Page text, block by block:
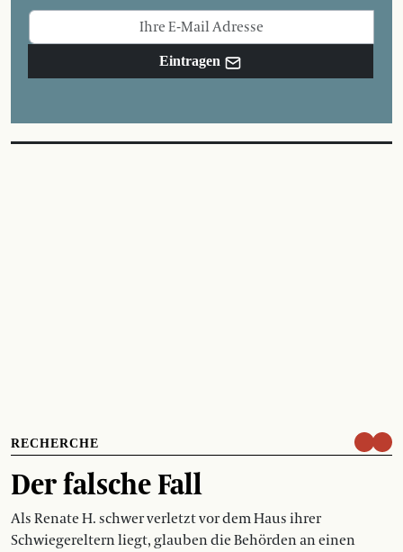
Eintragen
RECHERCHE
Der falsche Fall
Als Renate H. schwer verletzt vor dem Haus ihrer
Schwiegereltern liegt, glauben die Behörden an einen